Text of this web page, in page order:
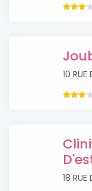
10
18